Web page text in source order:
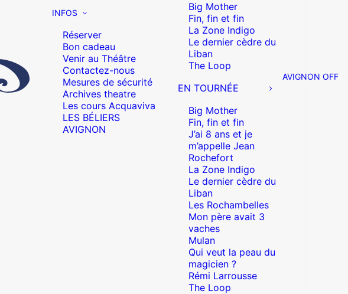
INFOS
Réserver
Bon cadeau
Venir au Théâtre
Contactez-nous
Mesures de sécurité
Archives theatre
Les cours Acquaviva
LES BÉLIERS
AVIGNON
Big Mother
Fin, fin et fin
La Zone Indigo
Le dernier cèdre du
Liban
The Loop
EN TOURNÉE
Big Mother
Fin, fin et fin
J’ai 8 ans et je
m’appelle Jean
Rochefort
La Zone Indigo
Le dernier cèdre du
Liban
Les Rochambelles
Mon père avait 3
vaches
Mulan
Qui veut la peau du
magicien ?
Rémi Larrousse
The Loop
AVIGNON OFF